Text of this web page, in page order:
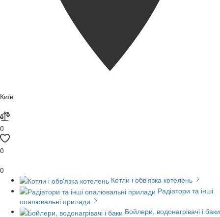
Київ
0
0
0
Котли і обв'язка котелень
Радіатори та інші
опалювальні прилади
Бойлери, водонагрівачі і баки